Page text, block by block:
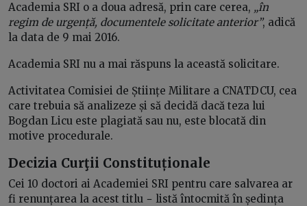
Academia SRI o a doua adresă, prin care cerea, „în
regim de urgență, documentele solicitate anterior”, adică
la data de 9 mai 2016.
Academia SRI nu a mai răspuns la această solicitare.
Activitatea Comisiei de Științe Militare a CNATDCU, cea
care trebuia să analizeze și să decidă dacă teza lui
Bogdan Licu este plagiată sau nu, este blocată din
motive procedurale.
Decizia Curţii Constituționale
Cei 10 doctori ai Academiei SRI pentru care salvarea ar
fi renunțarea la acest titlu − listă întocmită în ședința